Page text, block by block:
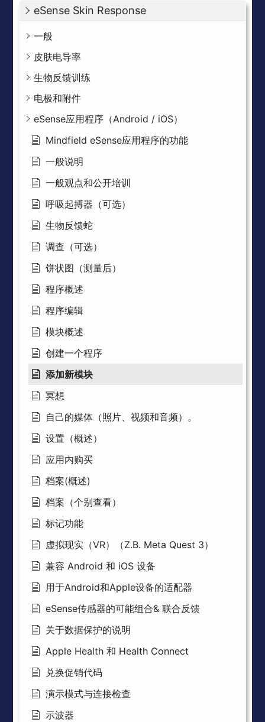
eSense Skin Response
一般
皮肤电导率
生物反馈训练
电极和附件
eSense应用程序（Android / iOS）
Mindfield eSense应用程序的功能
一般说明
一般观点和公开培训
呼吸起搏器（可选）
生物反馈蛇
调查（可选）
饼状图（测量后）
程序概述
程序编辑
模块概述
创建一个程序
添加新模块
冥想
自己的媒体（照片、视频和音频）。
设置（概述）
应用内购买
档案(概述)
档案（个别查看）
标记功能
虚拟现实（VR）（Z.B. Meta Quest 3）
兼容 Android 和 iOS 设备
用于Android和Apple设备的适配器
eSense传感器的可能组合& 联合反馈
关于数据保护的说明
Apple Health 和 Health Connect
兑换促销代码
演示模式与连接检查
示波器